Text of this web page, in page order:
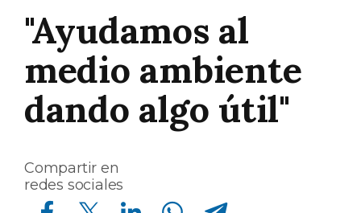
"Ayudamos al
medio ambiente
dando algo útil"
Compartir en
redes sociales
Compartir en Facebook Compartir en Twitter Compartir en Linkedin Compartir en Whatsapp Compartir en Telegram